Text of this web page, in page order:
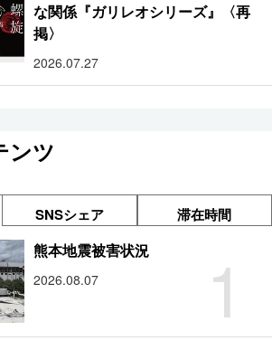
な関係『ガリレオシリーズ』〈再
掲〉
2026.07.27
ンツ
SNSシェア 滞在時間
1
熊本地震被害状況
2026.08.07